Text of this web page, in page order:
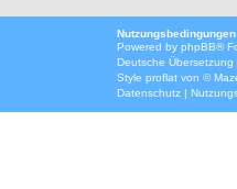
Nutzungsbedingungen
Powered by phpBB®
Deutsche Übersetzung
Style proflat von ©
Datenschutz |